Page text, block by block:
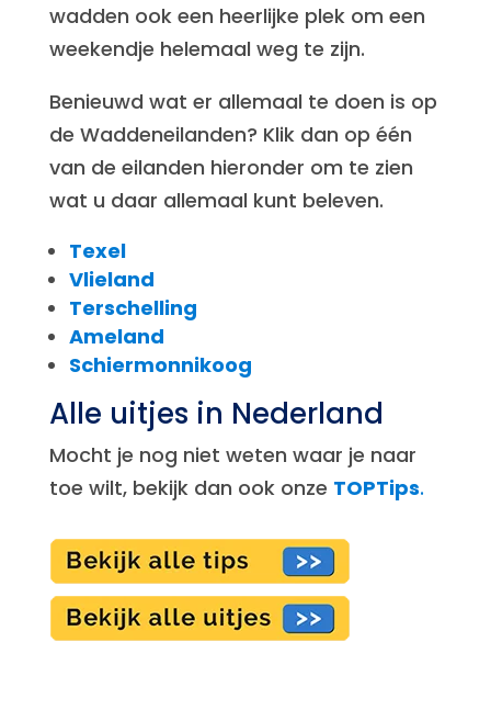
wadden ook een heerlijke plek om een
weekendje helemaal weg te zijn.
Benieuwd wat er allemaal te doen is op
de Waddeneilanden? Klik dan op één
van de eilanden hieronder om te zien
wat u daar allemaal kunt beleven.
Texel
Vlieland
Terschelling
Ameland
Schiermonnikoog
Alle uitjes in Nederland
Mocht je nog niet weten waar je naar
toe wilt, bekijk dan ook onze TOPTips.